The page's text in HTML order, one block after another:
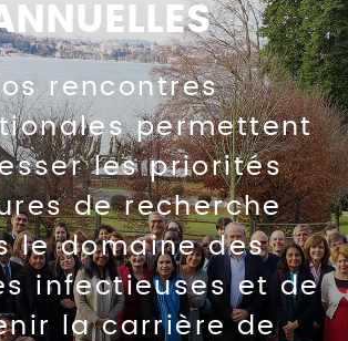
rencontres
permettent
les priorités
de recherche
le domaine des
infectieuses et de
la carrière de